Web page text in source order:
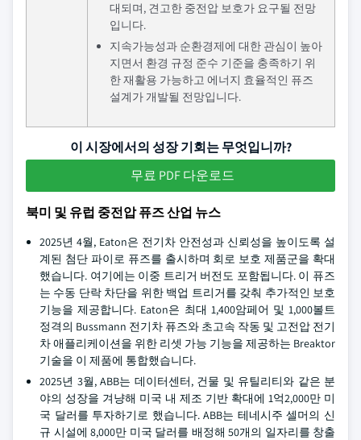
대되며, 견고한 중전압 보호가 요구될 전망
입니다.
지속가능성과 순환경제에 대한 관심이 높아
지면서 환경 규정 준수 기준을 충족하기 위
한 재활용 가능하고 에너지 효율적인 퓨즈
설계가 개발될 전망입니다.
이 시장에서의 성장 기회는 무엇입니까?
무료 PDF 다운로드
북미 및 유럽 중전압 퓨즈 산업 뉴스
2025년 4월, Eaton은 전기차 안전성과 신뢰성을 높이도록 설
계된 첨단 파이로 퓨즈를 출시하며 회로 보호 제품군을 확대
했습니다. 여기에는 이중 트리거 버전도 포함됩니다. 이 퓨즈
는 수동 단락 차단을 위한 백업 트리거를 갖춰 추가적인 보호
기능을 제공합니다. Eaton은 최대 1,400암페어 및 1,000볼트
정격의 Bussmann 전기차 퓨즈와 초고속 작동 및 고전압 전기
차 애플리케이션을 위한 리셋 가능 기능을 제공하는 Breaktor
기술을 이 제품에 통합했습니다.
2025년 3월, ABB는 데이터센터, 건물 및 유틸리티와 같은 분
야의 성장을 겨냥해 미국 내 제조 기반 확대에 1억2,000만 미
국 달러를 투자하기로 했습니다. ABB는 테네시주 셀머의 신
규 시설에 8,000만 미국 달러를 배정해 50개의 일자리를 창출